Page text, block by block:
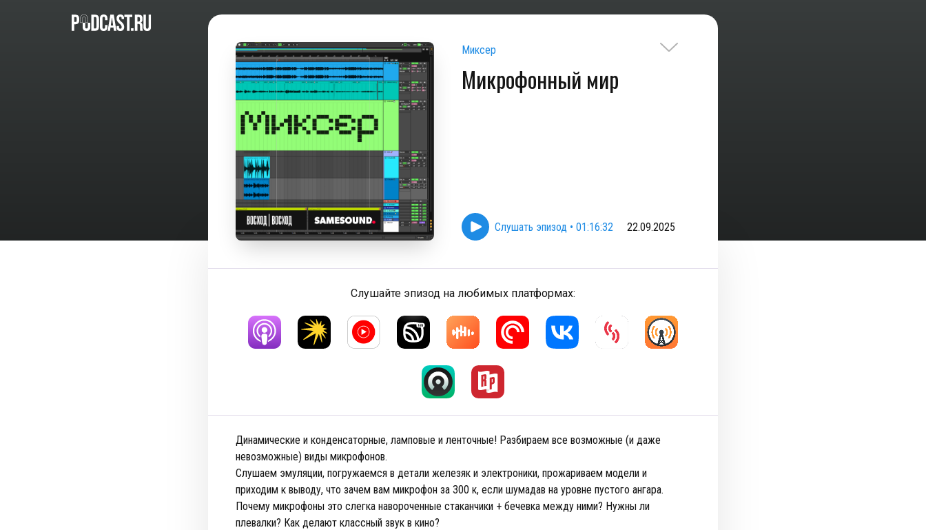
Миксер
Микрофонный мир
Слушать эпизод • 01:16:32 22.09.2025
Слушайте эпизод на любимых платформах:
Динамические и конденсаторные, ламповые и ленточные! Разбираем все возможные (и даже
невозможные) виды микрофонов.
Слушаем эмуляции, погружаемся в детали железяк и электроники, прожариваем модели и
приходим к выводу, что зачем вам микрофон за 300 к, если шумадав на уровне пустого ангара.
Почему микрофоны это слегка навороченные стаканчики + бечевка между ними? Нужны ли
плевалки? Как делают классный звук в кино?